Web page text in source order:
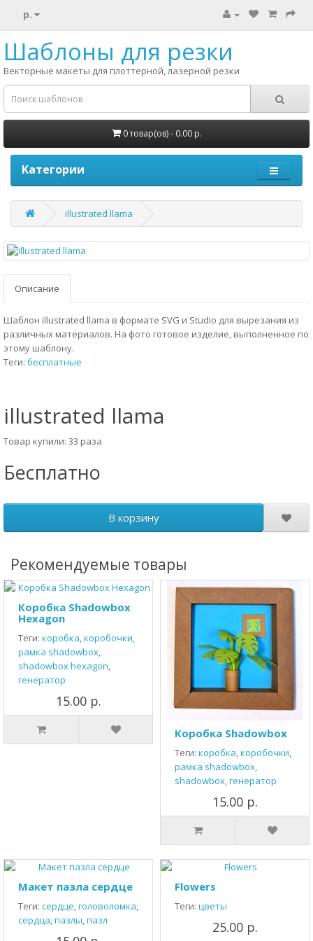
р.
Шаблоны для резки
Векторные макеты для плоттерной, лазерной резки
0 товар(ов) - 0.00 р.
Категории
illustrated llama
Описание
Шаблон illustrated llama в формате SVG и Studio для вырезания из
различных материалов. На фото готовое изделие, выполненное по
этому шаблону.
Теги: бесплатные
illustrated llama
Товар купили: 33 раза
Бесплатно
В корзину
Рекомендуемые товары
Коробка Shadowbox
Hexagon
Теги: коробка,коробочки,
рамка shadowbox,
shadowbox hexagon,
генератор
15.00 р.
Коробка Shadowbox
Теги: коробка,коробочки,
рамка shadowbox,
shadowbox,генератор
15.00 р.
Макет пазла сердце
Теги: сердце,головоломка,
сердца,пазлы,пазл
Flowers
Теги: цветы
25.00 р.